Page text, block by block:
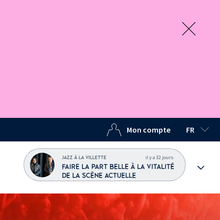
Mon compte FR
LANGUE
JAZZ À LA VILLETTE il y a 32 jours
FAIRE LA PART BELLE À LA VITALITÉ
DE LA SCÈNE ACTUELLE